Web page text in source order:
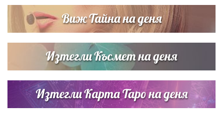
Виж Тайна на деня
Изтегли Късмет на деня
Изтегли Карта Таро на деня